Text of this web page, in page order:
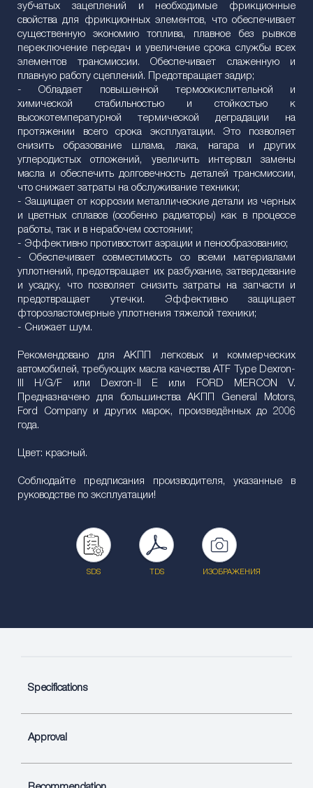
зубчатых зацеплений и необходимые фрикционные
свойства для фрикционных элементов, что обеспечивает
существенную экономию топлива, плавное без рывков
переключение передач и увеличение срока службы всех
элементов трансмиссии. Обеспечивает слаженную и
плавную работу сцеплений. Предотвращает задир;
- Обладает повышенной термоокислительной и
химической стабильностью и стойкостью к
высокотемпературной термической деградации на
протяжении всего срока эксплуатации. Это позволяет
снизить образование шлама, лака, нагара и других
углеродистых отложений, увеличить интервал замены
масла и обеспечить долговечность деталей трансмиссии,
что снижает затраты на обслуживание техники;
- Защищает от коррозии металлические детали из черных
и цветных сплавов (особенно радиаторы) как в процессе
работы, так и в нерабочем состоянии;
- Эффективно противостоит аэрации и пенообразованию;
- Обеспечивает совместимость со всеми материалами
уплотнений, предотвращает их разбухание, затвердевание
и усадку, что позволяет снизить затраты на запчасти и
предотвращает утечки. Эффективно защищает
фтороэластомерные уплотнения тяжелой техники;
- Снижает шум.
Рекомендовано для АКПП легковых и коммерческих
автомобилей, требующих масла качества ATF Type Dexron-
III H/G/F или Dexron-II E или FORD MERCON V.
Предназначено для большинства АКПП General Motors,
Ford Company и других марок, произведённых до 2006
года.
Цвет: красный.
Соблюдайте предписания производителя, указанные в
руководстве по эксплуатации!
SDS TDS ИЗОБРАЖЕНИЯ
Specifications
Approval